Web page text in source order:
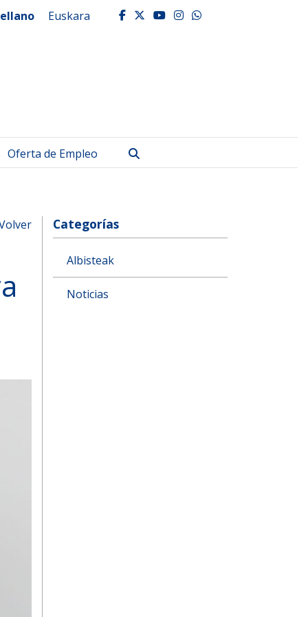
Euskara facebook
twitter
youtube
instagram
whatsapp
Oferta de Empleo
Categorías
Albisteak
Noticias